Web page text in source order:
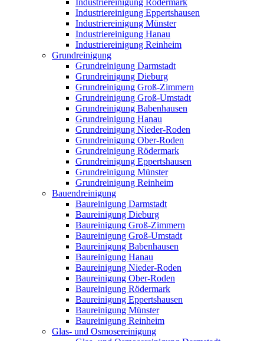
Industriereinigung Rödermark
Industriereinigung Eppertshausen
Industriereinigung Münster
Industriereinigung Hanau
Industriereinigung Reinheim
Grundreinigung
Grundreinigung Darmstadt
Grundreinigung Dieburg
Grundreinigung Groß-Zimmern
Grundreinigung Groß-Umstadt
Grundreinigung Babenhausen
Grundreinigung Hanau
Grundreinigung Nieder-Roden
Grundreinigung Ober-Roden
Grundreinigung Rödermark
Grundreinigung Eppertshausen
Grundreinigung Münster
Grundreinigung Reinheim
Bauendreinigung
Baureinigung Darmstadt
Baureinigung Dieburg
Baureinigung Groß-Zimmern
Baureinigung Groß-Umstadt
Baureinigung Babenhausen
Baureinigung Hanau
Baureinigung Nieder-Roden
Baureinigung Ober-Roden
Baureinigung Rödermark
Baureinigung Eppertshausen
Baureinigung Münster
Baureinigung Reinheim
Glas- und Osmosereinigung